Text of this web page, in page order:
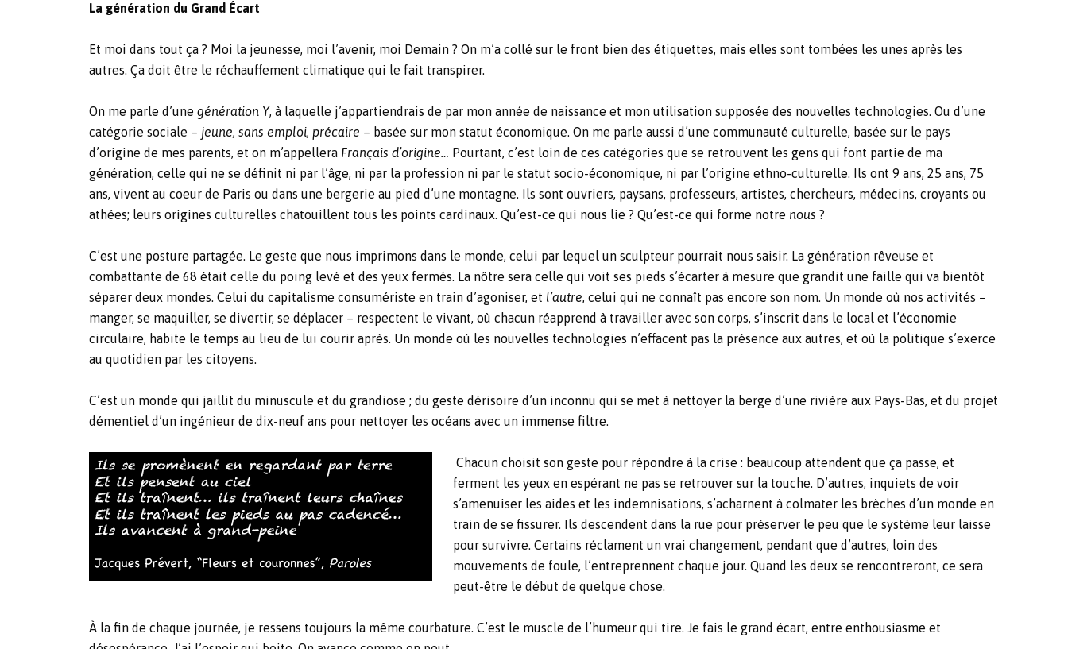
La génération du Grand Écart
Et moi dans tout ça ? Moi la jeunesse, moi l’avenir, moi Demain ? On m’a collé sur le front bien des étiquettes, mais elles sont tombées les unes après les
autres. Ça doit être le réchauffement climatique qui le fait transpirer.
On me parle d’une génération Y, à laquelle j’appartiendrais de par mon année de naissance et mon utilisation supposée des nouvelles technologies. Ou d’une
catégorie sociale – jeune, sans emploi, précaire – basée sur mon statut économique. On me parle aussi d’une communauté culturelle, basée sur le pays
d’origine de mes parents, et on m’appellera Français d’origine… Pourtant, c’est loin de ces catégories que se retrouvent les gens qui font partie de ma
génération, celle qui ne se définit ni par l’âge, ni par la profession ni par le statut socio-économique, ni par l’origine ethno-culturelle. Ils ont 9 ans, 25 ans, 75
ans, vivent au coeur de Paris ou dans une bergerie au pied d’une montagne. Ils sont ouvriers, paysans, professeurs, artistes, chercheurs, médecins, croyants ou
athées; leurs origines culturelles chatouillent tous les points cardinaux. Qu’est-ce qui nous lie ? Qu’est-ce qui forme notre nous ?
C’est une posture partagée. Le geste que nous imprimons dans le monde, celui par lequel un sculpteur pourrait nous saisir. La génération rêveuse et
combattante de 68 était celle du poing levé et des yeux fermés. La nôtre sera celle qui voit ses pieds s’écarter à mesure que grandit une faille qui va bientôt
séparer deux mondes. Celui du capitalisme consumériste en train d’agoniser, et l’autre, celui qui ne connaît pas encore son nom. Un monde où nos activités –
manger, se maquiller, se divertir, se déplacer – respectent le vivant, où chacun réapprend à travailler avec son corps, s’inscrit dans le local et l’économie
circulaire, habite le temps au lieu de lui courir après. Un monde où les nouvelles technologies n’effacent pas la présence aux autres, et où la politique s’exerce
au quotidien par les citoyens.
C’est un monde qui jaillit du minuscule et du grandiose ; du geste dérisoire d’un inconnu qui se met à nettoyer la berge d’une rivière aux Pays-Bas, et du projet
démentiel d’un ingénieur de dix-neuf ans pour nettoyer les océans avec un immense filtre.
Chacun choisit son geste pour répondre à la crise : beaucoup attendent que ça passe, et
ferment les yeux en espérant ne pas se retrouver sur la touche. D’autres, inquiets de voir
s’amenuiser les aides et les indemnisations, s’acharnent à colmater les brèches d’un monde en
train de se fissurer. Ils descendent dans la rue pour préserver le peu que le système leur laisse
pour survivre. Certains réclament un vrai changement, pendant que d’autres, loin des
mouvements de foule, l’entreprennent chaque jour. Quand les deux se rencontreront, ce sera
peut-être le début de quelque chose.
À la fin de chaque journée, je ressens toujours la même courbature. C’est le muscle de l’humeur qui tire. Je fais le grand écart, entre enthousiasme et